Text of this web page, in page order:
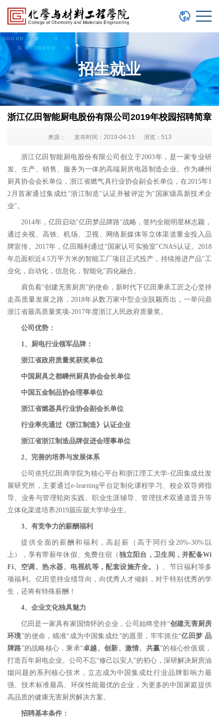
招生就业
浙江亿田智能厨电股份有限公司2019年校园招聘简章
来源： 发布时间：2019-04-15 浏览： 513
浙江亿田智能厨电股份有限公司创立于2003年，是一家专业研
发、生产、销售、服务为一体的高端厨房电器制造企业。作为嵊州
厨具协会会长单位，浙江省燃气具行业协会副会长单位，在2015年1
2月首家通过集成灶"浙江制造"认证并被评定为"国家级高新技术企
业"。
2014年，亿田启动"亿田梦品牌路"战略，签约全能明星林志颖，
通过央视、高铁、机场、卫视、网络新媒体等立体渠道重金投入品
牌宣传。2017年，亿田顺利通过“国家认可实验室"CNAS认证。2018
年总面积近4.5万平方米的智能工厂项目正式投产，持续推进产品"工
业化，自动化，信息化，智能化"四化融合。
肩负着“创建无害厨房”的使命，新时代下亿田秉承工匠之心坚持
走高质量发展之路，2018年从数万家中型企业脱颖而出，一举问鼎
浙江省最高质量奖项-2017年度浙江人民政府质量奖。
公司优势：
1、 厨电行业领军品牌：
浙江省政府质量奖获奖单位
中国厨具之都嵊州厨具协会会长单位
中国五金制品协会理事单位
浙江省燃器具行业协会副会长单位
行业率先通过《浙江制造》认证企业
浙江省浙江制造品牌促进会理事单位
2、完善的培养与发展体系
公司依托亿田商学院为核心平台和浙江理工大学-亿田集成灶发
展研究所，主要通过e-learning平台定制化课程学习、校企双导师指
导、业务与管理轮岗实践、职业生涯辅导、管理技术双通道晋升等
立体化渠道培养2019届应届大学毕业生。
3、有竞争力的薪酬福利
提供全面的薪酬和福利，高起薪（高于同行业20%-30%以
上），享有带薪年休假、免费住宿（ 独立阳台，卫生间，并配备Wi
Fi、空调、热水器、电视机等，配套设施齐全。） 、节日福利等多
项福利。亿田坚持业绩导向，向优秀人才倾斜，对于特别优秀的学
生，还将有特殊薪酬！
4、 企业文化独具魅力
亿田是一家具有家国情怀的企业，公司始终坚持“创建无害厨房
环境”的使命，瞄准“成为中国集成灶”的愿景，牢牢抓住“亿田梦 品
牌路”的战略核心，秉承“卓越、创新、激情、共赢”的核心价值观，
打造百年厨电企业。公司不忘“修己以安人”的初心，深研解决厨房油
烟问题的系列核心技术，立志成为中国集成灶行业品牌影响力最
强、技术标准最高、环保性能最优的企业，为更多的中国家庭提供
高品质的健康无害厨房解决方案。
招聘基本条件 ：